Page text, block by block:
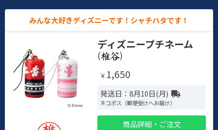
みんな大好きディズニーです！シャチハタです！
ディズニープチネーム
( )
￥ 1,650
発送日：8月10日(月)
ネコポス（郵便受けへお届け）
商品詳細・ご注文